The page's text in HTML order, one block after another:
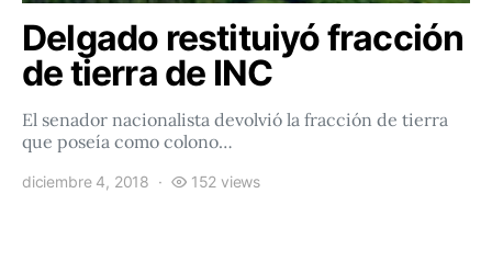
Delgado restituiyó fracción
de tierra de INC
El senador nacionalista devolvió la fracción de tierra
que poseía como colono…
diciembre 4, 2018 152 views